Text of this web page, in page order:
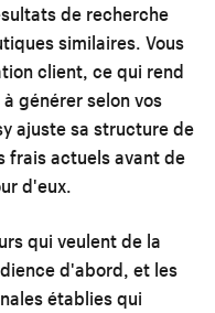
de recherche
similaires. Vous
client, ce qui rend
générer selon vos
ajuste sa structure de
frais actuels avant de
d'eux.
qui veulent de la
d'abord, et les
établies qui